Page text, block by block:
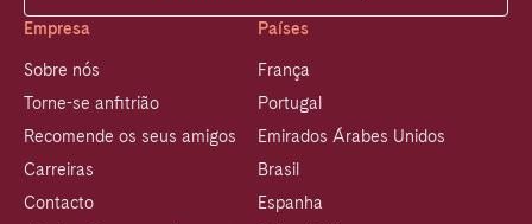
Empresa
Sobre nós
Torne-se anfitrião
Recomende os seus amigos
Carreiras
Contacto
Países
França
Portugal
Emirados Árabes Unidos
Brasil
Espanha